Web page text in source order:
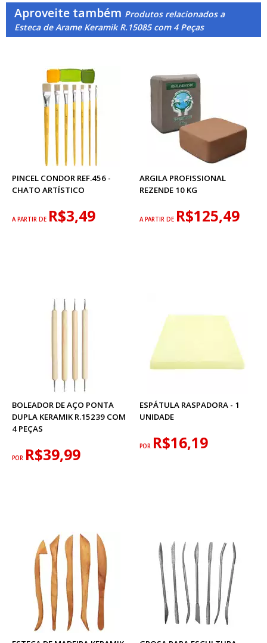
Aproveite também Produtos relacionados a
Esteca de Arame Keramik R.15085 com 4 Peças
PINCEL CONDOR REF.456 -
CHATO ARTÍSTICO
A PARTIR DE R$3,49
ARGILA PROFISSIONAL
REZENDE 10 KG
A PARTIR DE R$125,49
BOLEADOR DE AÇO PONTA
DUPLA KERAMIK R.15239 COM
4 PEÇAS
POR R$39,99
ESPÁTULA RASPADORA - 1
UNIDADE
POR R$16,19